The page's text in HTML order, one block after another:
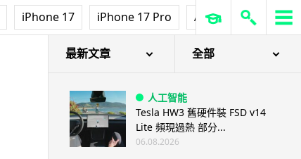
iPhone 17 iPhone 17 Pro AirPods Pro 3
最新文章 全部
人工智能
Tesla HW3 舊硬件裝 FSD v14
Lite 頻現過熱 部分...
06.08.2026